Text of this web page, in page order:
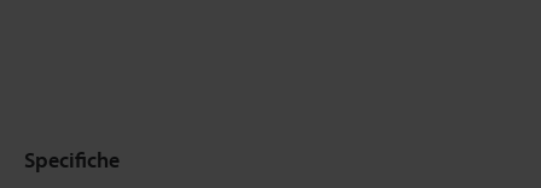
Specifiche